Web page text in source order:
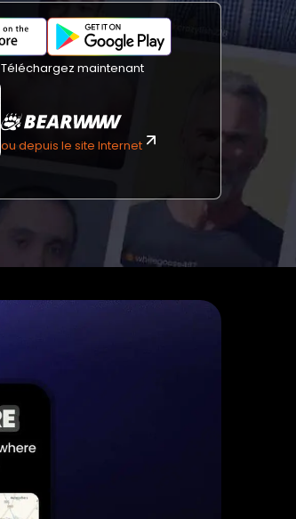
Téléchargez maintenant
ou depuis le site Internet